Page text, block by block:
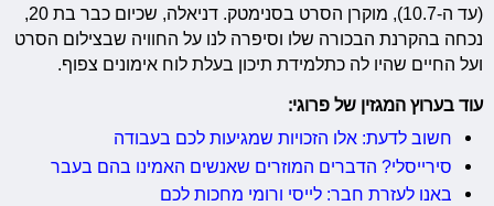
(עד ה-10.7), מוקרן הסרט בסנימטק. דניאלה, שכיום כבר בת 20,
נכחה בהקרנת הבכורה שלו וסיפרה לנו על החוויה שבצילום הסרט
ועל החיים שהיו לה כתלמידת תיכון בעלת לוח אימונים צפוף.
עוד בערוץ המגזין של פרוגי:
חשוב לדעת: אלו הזכויות שמגיעות לכם בעבודה
סירייסלי? הדברים המוזרים שאנשים האמינו בהם בעבר
באנו לעזרת חבר: לייסי ורומי מחכות לכם